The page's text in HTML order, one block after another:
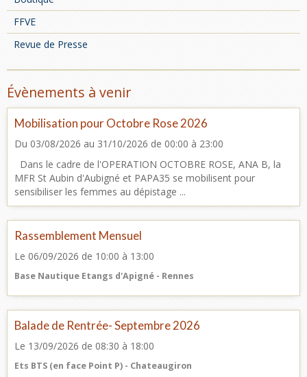
FFVE
Revue de Presse
Évènements à venir
Mobilisation pour Octobre Rose 2026
Du 03/08/2026 au 31/10/2026 de 00:00 à 23:00
Dans le cadre de l'OPERATION OCTOBRE ROSE, ANA B, la
MFR St Aubin d'Aubigné et PAPA35 se mobilisent pour
sensibiliser les femmes au dépistage ...
Rassemblement Mensuel
Le 06/09/2026 de 10:00 à 13:00
Base Nautique Etangs d'Apigné - Rennes
Balade de Rentrée- Septembre 2026
Le 13/09/2026 de 08:30 à 18:00
Ets BTS (en face Point P) - Chateaugiron